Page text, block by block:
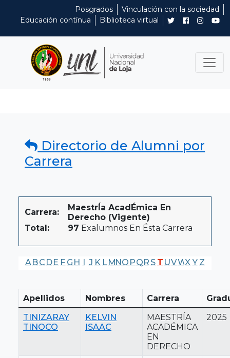
Posgrados
Vinculación con la sociedad
Educación contínua
Biblioteca virtual
Directorio de Alumni por
Carrera
Carrera:
MaestrÍa AcadÉmica En
Derecho (Vigente)
Total:
97 Exalumnos En Ésta Carrera
A BC DE F G H I J K LMNO PQR S T UVWX Y Z
Apellidos Nombres Carrera
TINIZARAY
TINOCO
KELVIN
ISAAC
MAESTRÍA
ACADÉMICA
EN
DERECHO
2025